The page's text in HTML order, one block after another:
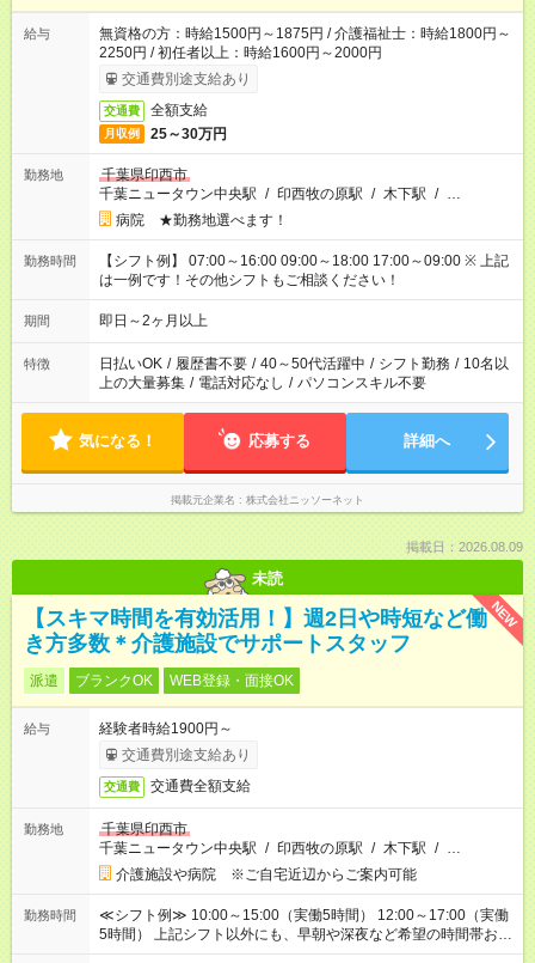
給与
無資格の方：時給1500円～1875円 / 介護福祉士：時給1800円～
2250円 / 初任者以上：時給1600円～2000円
交通費別途支給あり
交通費 全額支給
月収例 25～30万円
勤務地
千葉県印西市
千葉ニュータウン中央駅 / 印西牧の原駅 / 木下駅 / …
病院 ★勤務地選べます！
勤務時間
【シフト例】 07:00～16:00 09:00～18:00 17:00～09:00 ※ 上記
は一例です！その他シフトもご相談ください！
期間 即日～2ヶ月以上
特徴 日払いOK / 履歴書不要 / 40～50代活躍中 / シフト勤務 / 10名以
上の大量募集 / 電話対応なし / パソコンスキル不要
気になる！ 応募する 詳細へ
掲載元企業名 株式会社ニッソーネット
掲載日：2026.08.09
未読
NEW
【スキマ時間を有効活用！】週2日や時短など働
き方多数＊介護施設でサポートスタッフ
派遣 ブランクOK WEB登録・面接OK
給与
経験者時給1900円～
交通費別途支給あり
交通費 交通費全額支給
勤務地
千葉県印西市
千葉ニュータウン中央駅 / 印西牧の原駅 / 木下駅 / …
介護施設や病院 ※ご自宅近辺からご案内可能
勤務時間
≪シフト例≫ 10:00～15:00（実働5時間） 12:00～17:00（実働
5時間） 上記シフト以外にも、早朝や深夜など希望の時間帯お聞
かせください！ 事前に担当からヒアリングもしますので、ご安